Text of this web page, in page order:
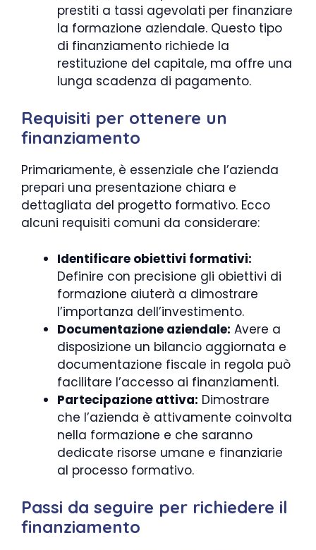
prestiti a tassi agevolati per finanziare
la formazione aziendale. Questo tipo
di finanziamento richiede la
restituzione del capitale, ma offre una
lunga scadenza di pagamento.
Requisiti per ottenere un
finanziamento
Primariamente, è essenziale che l’azienda
prepari una presentazione chiara e
dettagliata del progetto formativo. Ecco
alcuni requisiti comuni da considerare:
Identificare obiettivi formativi:
Definire con precisione gli obiettivi di
formazione aiuterà a dimostrare
l’importanza dell’investimento.
Documentazione aziendale: Avere a
disposizione un bilancio aggiornata e
documentazione fiscale in regola può
facilitare l’accesso ai finanziamenti.
Partecipazione attiva: Dimostrare
che l’azienda è attivamente coinvolta
nella formazione e che saranno
dedicate risorse umane e finanziarie
al processo formativo.
Passi da seguire per richiedere il
finanziamento